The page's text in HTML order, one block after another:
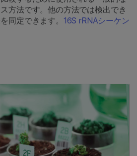
方法です。他の方法では検出でき
同定できます。 16S rRNAシーケン